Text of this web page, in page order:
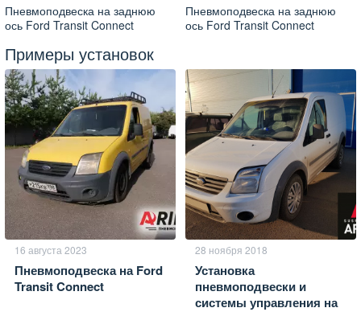
Пневмоподвеска на заднюю
ось Ford Transit Connect
Пневмоподвеска на заднюю
ось Ford Transit Connect
Примеры установок
16 августа 2023
Пневмоподвеска на Ford
Transit Connect
28 ноября 2018
Установка
пневмоподвески и
системы управления на